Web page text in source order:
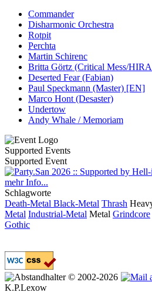
Commander
Disharmonic Orchestra
Rotpit
Perchta
Martin Schirenc
Britta Görtz (Critical Mess/
Deserted Fear (Fabian)
Paul Speckmann (Master) [EN]
Marco Hont (Desaster)
Undertow
Andy Whale / Memoriam
Supported Events
Supported Event
Schlagworte
Death-Metal Black-Metal Thrash
Metal Industrial-Metal Metal Grindcore
Gothic
© 2002-2026
K.P.Lexow